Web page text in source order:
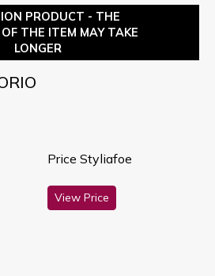
PRODUCT - THE
THE ITEM MAY TAKE
LONGER
Price Styliafoe
View Price